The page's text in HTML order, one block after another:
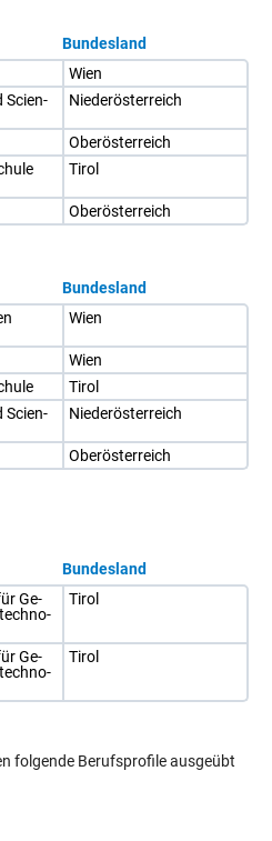
Bundesland
Wien
Sci­en­
Nie­der­ös­ter­reich
Ober­ös­ter­reich
Ti­rol
Ober­ös­ter­reich
Bundesland
Wien
Wien
Ti­rol
Sci­en­
Nie­der­ös­ter­reich
Ober­ös­ter­reich
Bundesland
Ge­
Ti­rol
Ge­
Ti­rol
folgende Berufsprofile ausgeübt